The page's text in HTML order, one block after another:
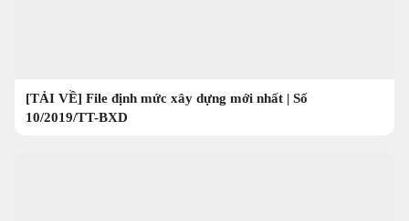
[TẢI VỀ] File định mức xây dựng mới nhất | Số
10/2019/TT-BXD